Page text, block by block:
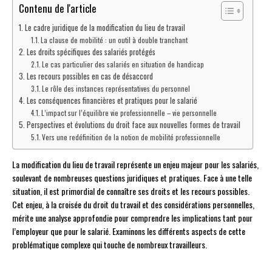
Contenu de l'article
Le cadre juridique de la modification du lieu de travail
La clause de mobilité : un outil à double tranchant
Les droits spécifiques des salariés protégés
Le cas particulier des salariés en situation de handicap
Les recours possibles en cas de désaccord
Le rôle des instances représentatives du personnel
Les conséquences financières et pratiques pour le salarié
L’impact sur l’équilibre vie professionnelle – vie personnelle
Perspectives et évolutions du droit face aux nouvelles formes de travail
Vers une redéfinition de la notion de mobilité professionnelle
La modification du lieu de travail représente un enjeu majeur pour les salariés,
soulevant de nombreuses questions juridiques et pratiques. Face à une telle
situation, il est primordial de connaître ses droits et les recours possibles.
Cet enjeu, à la croisée du droit du travail et des considérations personnelles,
mérite une analyse approfondie pour comprendre les implications tant pour
l’employeur que pour le salarié. Examinons les différents aspects de cette
problématique complexe qui touche de nombreux travailleurs.